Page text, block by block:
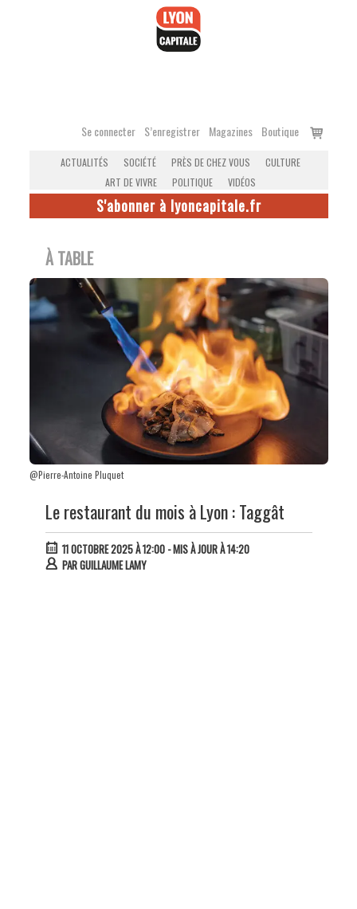
Se connecter S’enregistrer Magazines Boutique
Voir
ACTUALITÉS SOCIÉTÉ PRÈS DE CHEZ VOUS
CULTURE
ART DE VIVRE
POLITIQUE VIDÉOS
S'abonner à lyoncapitale.fr
À TABLE
@Pierre-Antoine Pluquet
Le restaurant du mois à Lyon : Taggât
11 OCTOBRE 2025 À 12:00- MIS À JOUR À 14:20
PARGUILLAUME LAMY